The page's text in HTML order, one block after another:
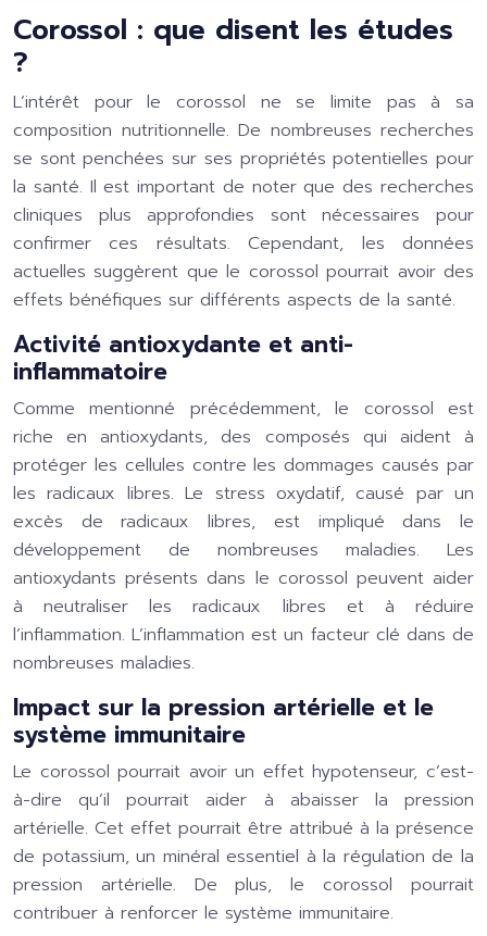
Corossol : que disent les études
?
L’intérêt pour le corossol ne se limite pas à sa
composition nutritionnelle. De nombreuses recherches
se sont penchées sur ses propriétés potentielles pour
la santé. Il est important de noter que des recherches
cliniques plus approfondies sont nécessaires pour
confirmer ces résultats. Cependant, les données
actuelles suggèrent que le corossol pourrait avoir des
effets bénéfiques sur différents aspects de la santé.
Activité antioxydante et anti-
inflammatoire
Comme mentionné précédemment, le corossol est
riche en antioxydants, des composés qui aident à
protéger les cellules contre les dommages causés par
les radicaux libres. Le stress oxydatif, causé par un
excès de radicaux libres, est impliqué dans le
développement de nombreuses maladies. Les
antioxydants présents dans le corossol peuvent aider
à neutraliser les radicaux libres et à réduire
l’inflammation. L’inflammation est un facteur clé dans de
nombreuses maladies.
Impact sur la pression artérielle et le
système immunitaire
Le corossol pourrait avoir un effet hypotenseur, c’est-
à-dire qu’il pourrait aider à abaisser la pression
artérielle. Cet effet pourrait être attribué à la présence
de potassium, un minéral essentiel à la régulation de la
pression artérielle. De plus, le corossol pourrait
contribuer à renforcer le système immunitaire.